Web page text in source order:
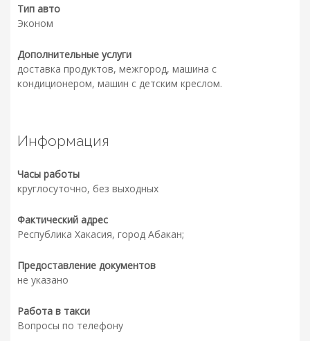
Тип авто
Эконом
Дополнительные услуги
доставка продуктов, межгород, машина с
кондиционером, машин с детским креслом.
Информация
Часы работы
круглосуточно, без выходных
Фактический адрес
Республика Хакасия, город Абакан;
Предоставление документов
не указано
Работа в такси
Вопросы по телефону